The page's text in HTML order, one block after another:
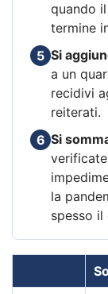
quando
termine
5 Si
a un
recidivi
reiterati.
6 Si
la
spesso il